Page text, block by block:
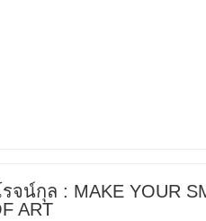
น์กุล : MAKE YOUR
ART